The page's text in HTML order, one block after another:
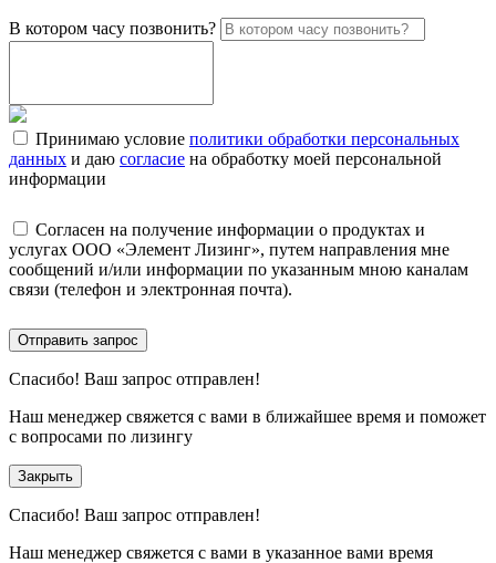
В котором часу позвонить?
Принимаю условие политики обработки персональных
данных и даю согласие на обработку моей персональной
информации
Согласен на получение информации о продуктах и
услугах ООО «Элемент Лизинг», путем направления мне
сообщений и/или информации по указанным мною каналам
связи (телефон и электронная почта).
Отправить запрос
Спасибо! Ваш запрос отправлен!
Наш менеджер свяжется с вами в ближайшее время и поможет
с вопросами по лизингу
Закрыть
Спасибо! Ваш запрос отправлен!
Наш менеджер свяжется с вами в указанное вами время